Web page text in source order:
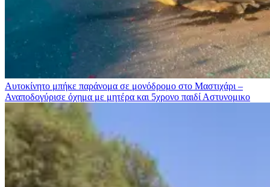
Αυτοκίνητο μπήκε παράνομα σε μονόδρομο στο Μαστιχάρι –
Αναποδογύρισε όχημα με μητέρα και 5χρονο παιδί Αστυνομικο